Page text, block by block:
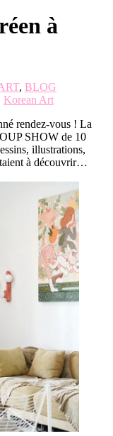
à
, BLOG
Korean Art
rendez-vous ! La
SHOW de 10
illustrations,
à découvrir…